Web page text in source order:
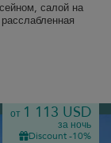
салой на
от 1 113 USD
за ночь
Discount -10%